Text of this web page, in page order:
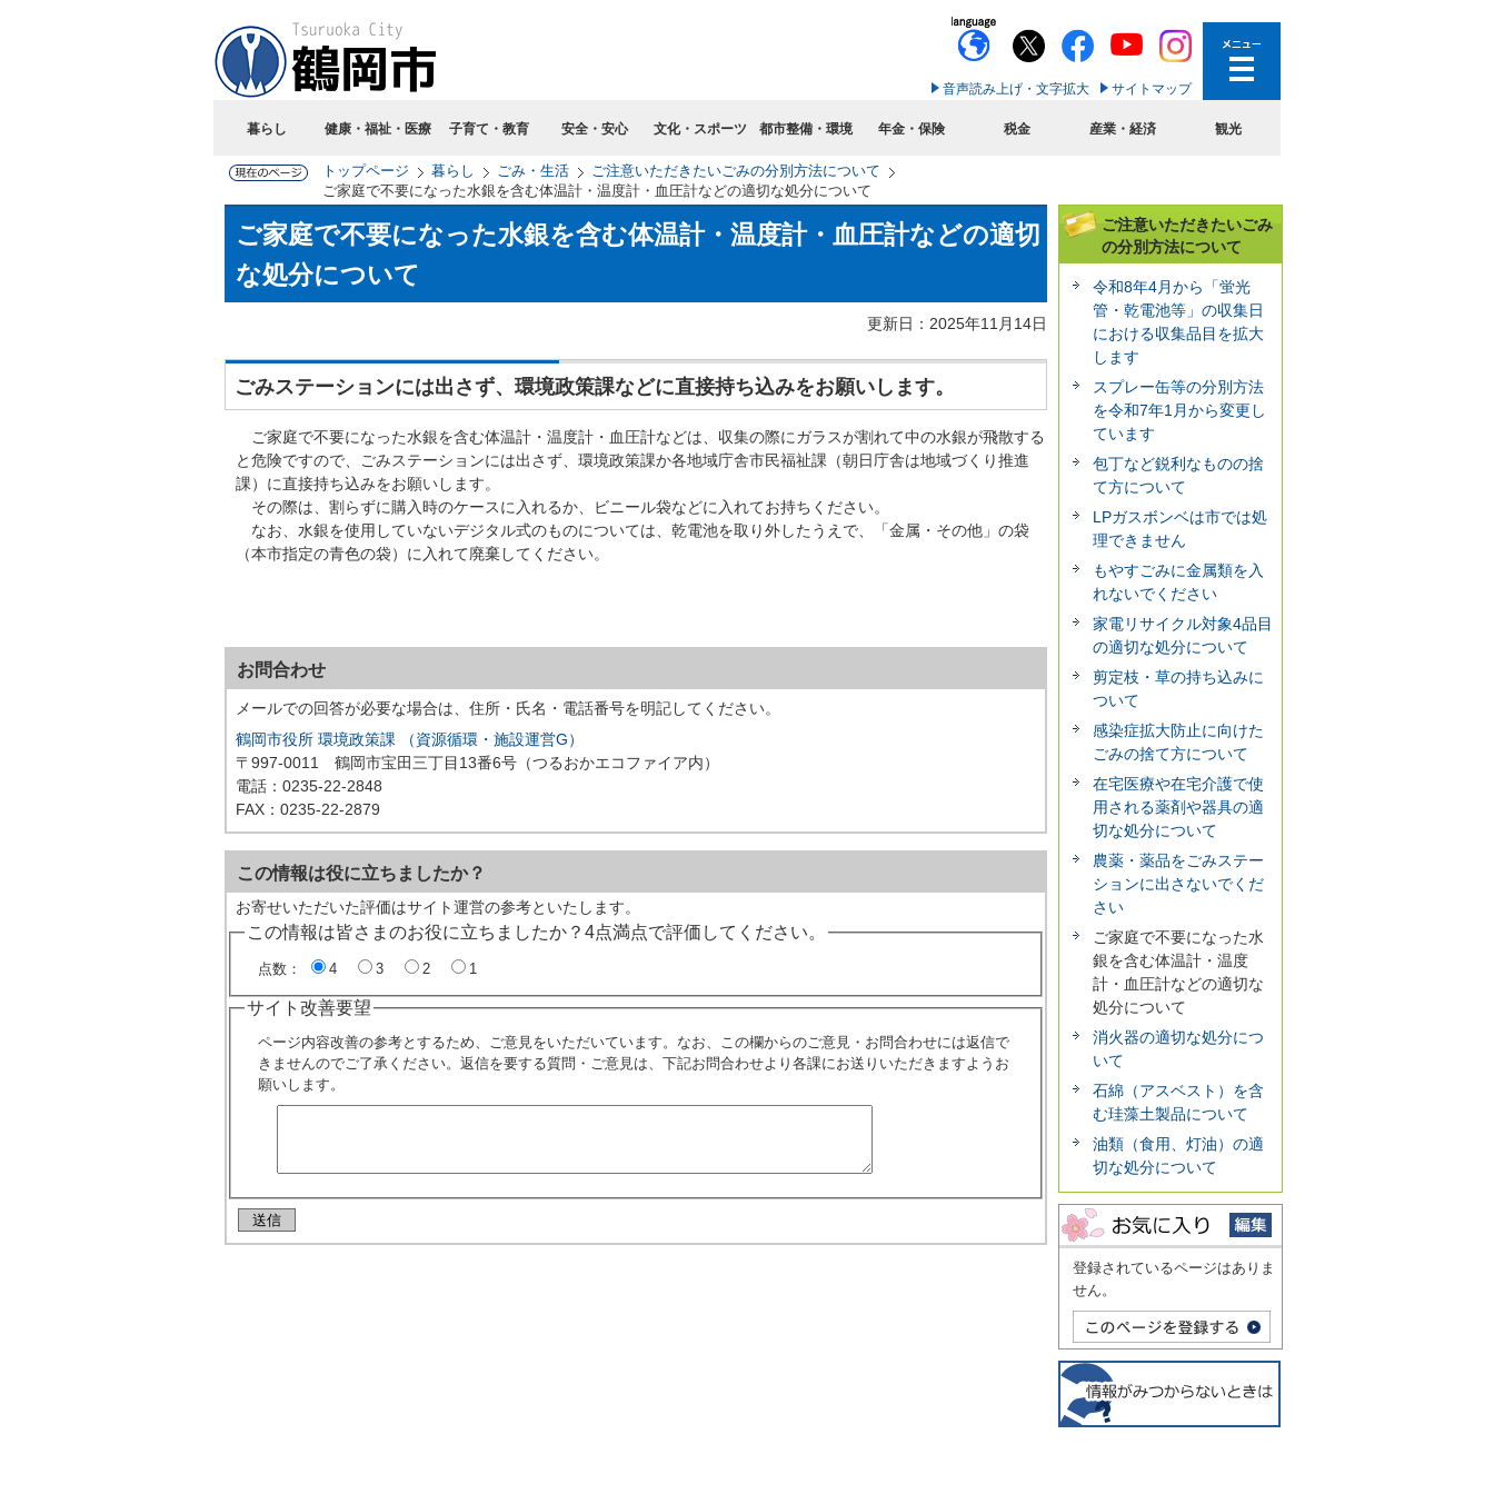
音声読み上げ・文字拡大 サイトマップ
暮らし 健康・福祉・医療 子育て・教育 安全・安心 文化・スポーツ 都市整備・環境 年金・保険 税金 産業・経済 観光
トップページ 暮らし ごみ・生活
ご注意いただきたいごみの分別方法について
ご家庭で不要になった水銀を含む体温計・温度計・血圧計などの適切な処分について
ご家庭で不要になった水銀を含む体温計・温度計・血圧計などの適切
な処分について
更新日：2025年11月14日
ごみステーションには出さず、環境政策課などに直接持ち込みをお願いします。
ご家庭で不要になった水銀を含む体温計・温度計・血圧計などは、収集の際にガラスが割れて中の水銀が飛散する
と危険ですので、ごみステーションには出さず、環境政策課か各地域庁舎市民福祉課（朝日庁舎は地域づくり推進
課）に直接持ち込みをお願いします。
その際は、割らずに購入時のケースに入れるか、ビニール袋などに入れてお持ちください。
なお、水銀を使用していないデジタル式のものについては、乾電池を取り外したうえで、「金属・その他」の袋
（本市指定の青色の袋）に入れて廃棄してください。
お問合わせ
メールでの回答が必要な場合は、住所・氏名・電話番号を明記してください。
鶴岡市役所 環境政策課 （資源循環・施設運営G）
〒997-0011 鶴岡市宝田三丁目13番6号（つるおかエコファイア内）
電話：0235-22-2848
FAX：0235-22-2879
この情報は役に立ちましたか？
お寄せいただいた評価はサイト運営の参考といたします。
この情報は皆さまのお役に立ちましたか？4点満点で評価してください。
点数： 4 3 2 1
サイト改善要望
ページ内容改善の参考とするため、ご意見をいただいています。なお、この欄からのご意見・お問合わせには返信で
きませんのでご了承ください。返信を要する質問・ご意見は、下記お問合わせより各課にお送りいただきますようお
願いします。
ご注意いただきたいごみ
の分別方法について
令和8年4月から「蛍光
管・乾電池等」の収集日
における収集品目を拡大
します
スプレー缶等の分別方法
を令和7年1月から変更し
ています
包丁など鋭利なものの捨
て方について
LPガスボンベは市では処
理できません
もやすごみに金属類を入
れないでください
家電リサイクル対象4品目
の適切な処分について
剪定枝・草の持ち込みに
ついて
感染症拡大防止に向けた
ごみの捨て方について
在宅医療や在宅介護で使
用される薬剤や器具の適
切な処分について
農薬・薬品をごみステー
ションに出さないでくだ
さい
ご家庭で不要になった水
銀を含む体温計・温度
計・血圧計などの適切な
処分について
消火器の適切な処分につ
いて
石綿（アスベスト）を含
む珪藻土製品について
油類（食用、灯油）の適
切な処分について
登録されているページはありま
せん。